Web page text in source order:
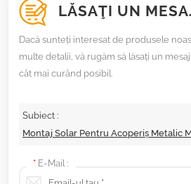
LĂSAŢI UN
Dacă sunteți interesat de produsele
multe detalii, vă rugăm să lăsați un
cât mai curând posibil.
Subiect :
Montaj Solar Pentru Acoperiș Metalic
* E-Mail :